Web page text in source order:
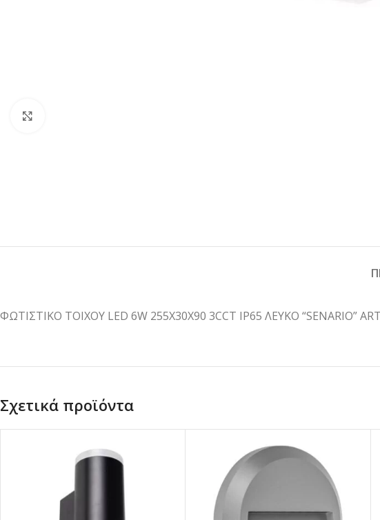
ΦΩΤΙΣΤΙΚΟ ΤΟΙΧΟΥ LED 6W 255X30X90 3CCT IP65 ΛΕΥΚΟ “SENARIO”
Σχετικά προϊόντα